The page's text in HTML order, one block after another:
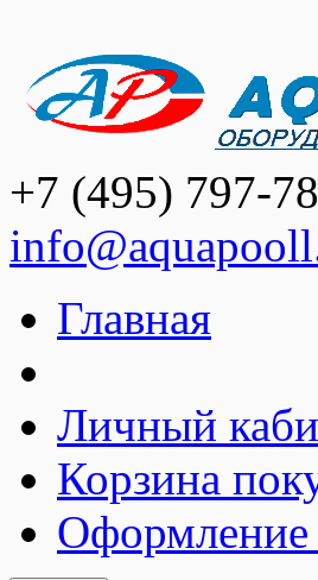
+7 (495) 797-
Главная
Личный
Корзина
Оформление